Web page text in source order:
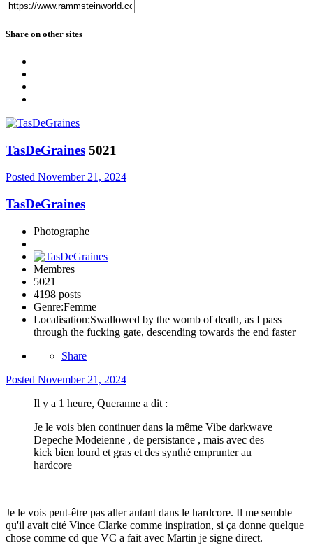
Share on other sites
TasDeGraines 5021
Posted November 21, 2024
TasDeGraines
Photographe
Membres
5021
4198 posts
Genre:Femme
Localisation:Swallowed by the womb of death, as I pass
through the fucking gate, descending towards the end faster
Share
Posted November 21, 2024
Il y a 1 heure, Queranne a dit :
Je le vois bien continuer dans la même Vibe darkwave
Depeche Modeienne , de persistance , mais avec des
kick bien lourd et gras et des synthé emprunter au
hardcore
Je le vois peut-être pas aller autant dans le hardcore. Il me semble
qu'il avait cité Vince Clarke comme inspiration, si ça donne quelque
chose comme cd que VC a fait avec Martin je signe direct.